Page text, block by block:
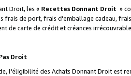
Droit, les « Recettes Donnant Droit »
frais de port, frais d'emballage cadeau,
de carte de crédit et créances
Droit
l'éligibilité des Achats Donnant Droit est